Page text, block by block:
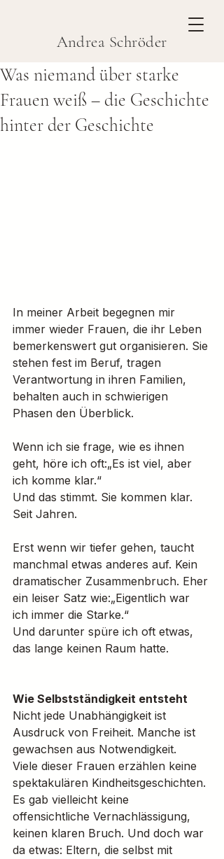
Andrea Schröder
Was niemand über starke
Frauen weiß – die Geschichte
hinter der Geschichte
In meiner Arbeit begegnen mir
immer wieder Frauen, die ihr Leben
bemerkenswert gut organisieren. Sie
stehen fest im Beruf, tragen
Verantwortung in ihren Familien,
behalten auch in schwierigen
Phasen den Überblick.
Wenn ich sie frage, wie es ihnen
geht, höre ich oft:„Es ist viel, aber
ich komme klar.“
Und das stimmt. Sie kommen klar.
Seit Jahren.
Erst wenn wir tiefer gehen, taucht
manchmal etwas anderes auf. Kein
dramatischer Zusammenbruch. Eher
ein leiser Satz wie:„Eigentlich war
ich immer die Starke.“
Und darunter spüre ich oft etwas,
das lange keinen Raum hatte.
Wie Selbstständigkeit entsteht
Nicht jede Unabhängigkeit ist
Ausdruck von Freiheit. Manche ist
gewachsen aus Notwendigkeit.
Viele dieser Frauen erzählen keine
spektakulären Kindheitsgeschichten.
Es gab vielleicht keine
offensichtliche Vernachlässigung,
keinen klaren Bruch. Und doch war
da etwas: Eltern, die selbst mit